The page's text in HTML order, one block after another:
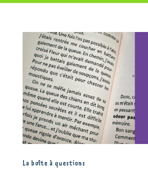
La boîte à questions